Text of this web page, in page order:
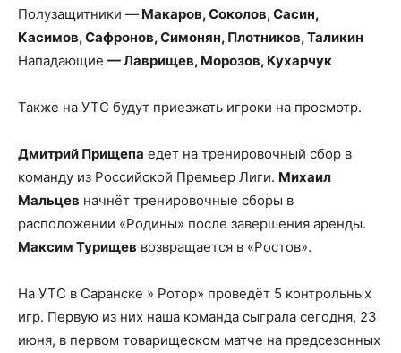
Полузащитники — Макаров, Соколов, Сасин,
Касимов, Сафронов, Симонян, Плотников, Таликин
Нападающие — Лаврищев, Морозов, Кухарчук
Также на УТС будут приезжать игроки на просмотр.
Дмитрий Прищепа едет на тренировочный сбор в
команду из Российской Премьер Лиги. Михаил
Мальцев начнёт тренировочные сборы в
расположении «Родины» после завершения аренды.
Максим Турищев возвращается в «Ростов».
На УТС в Саранске » Ротор» проведёт 5 контрольных
игр. Первую из них наша команда сыграла сегодня, 23
июня, в первом товарищеском матче на предсезонных